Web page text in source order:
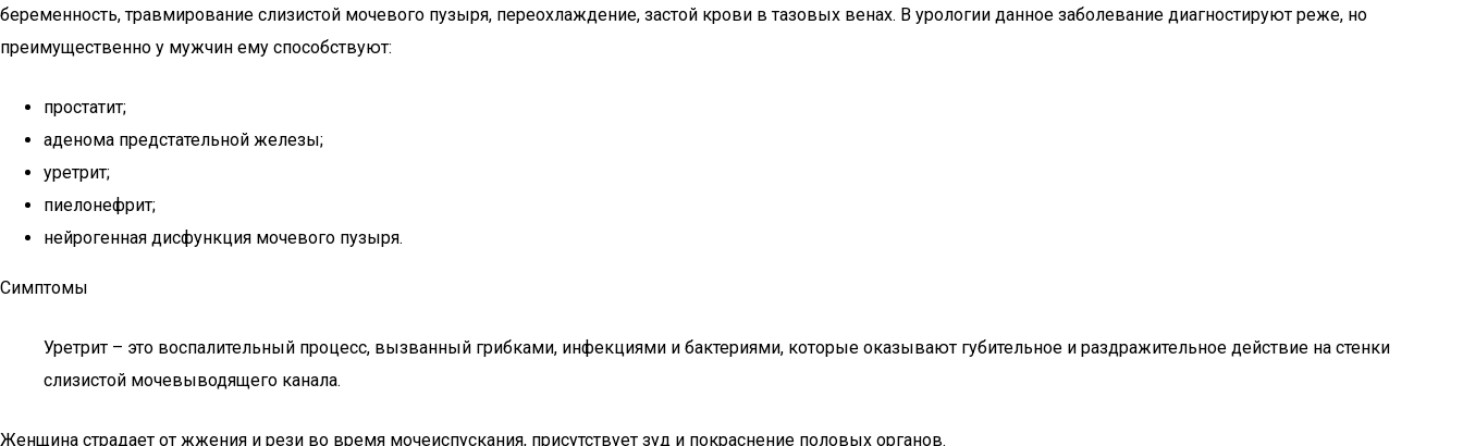
беременность, травмирование слизистой мочевого пузыря, переохлаждение, застой крови в тазовых венах. В урологии данное заболевание диагностируют реже, но
преимущественно у мужчин ему способствуют:
простатит;
аденома предстательной железы;
уретрит;
пиелонефрит;
нейрогенная дисфункция мочевого пузыря.
Симптомы
Уретрит – это воспалительный процесс, вызванный грибками, инфекциями и бактериями, которые оказывают губительное и раздражительное действие на стенки
слизистой мочевыводящего канала.
Женщина страдает от жжения и рези во время мочеиспускания, присутствует зуд и покраснение половых органов.